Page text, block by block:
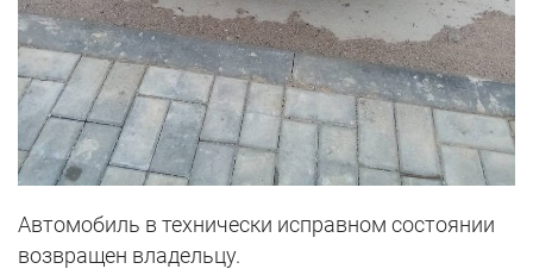
Автомобиль в технически исправном состоянии
возвращен владельцу.